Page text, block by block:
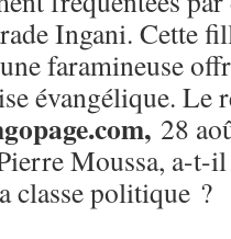
Ingani. Cette
faramineuse
évangélique. Le
28
Moussa, a-t-
classe politique ?